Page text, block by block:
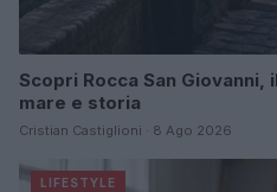
Scopri Rocca San
mare e storia
Cristian Castiglioni · 8 Ago 2026
LIFESTYLE